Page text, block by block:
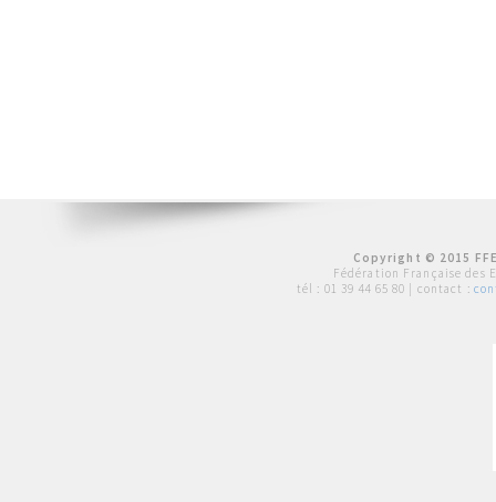
Copyright © 2015
Fédération Française des
tél : 01 39 44 65 80 | contact :